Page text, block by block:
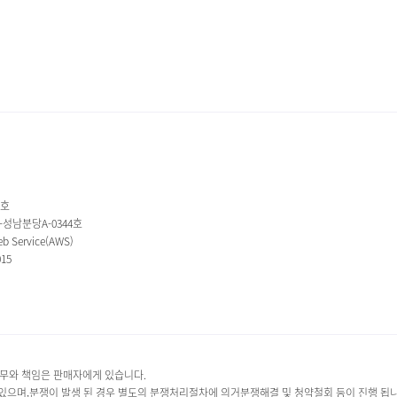
남분당A-0344호
Service(AWS)
와 책임은 판매자에게 있습니다.
며,분쟁이 발생 된 경우 별도의 분쟁처리절차에 의거분쟁해결 및 청약철회 등이 진행 됩